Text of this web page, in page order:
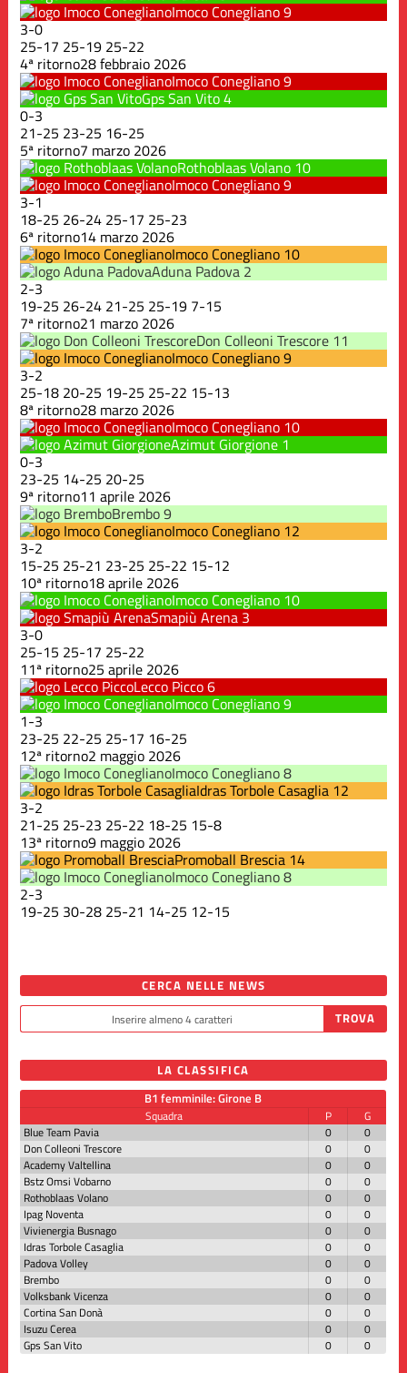
Imoco Conegliano9
3-0
25-17 25-19 25-22
4ª ritorno28 febbraio 2026
Imoco Conegliano9
Gps San Vito4
0-3
21-25 23-25 16-25
5ª ritorno7 marzo 2026
Rothoblaas Volano 10
Imoco Conegliano9
3-1
18-25 26-24 25-17 25-23
6ª ritorno14 marzo 2026
Imoco Conegliano 10
Aduna Padova 2
2-3
19-25 26-24 21-25 25-19 7-15
7ª ritorno21 marzo 2026
Don Colleoni Trescore 11
Imoco Conegliano9
3-2
25-18 20-25 19-25 25-22 15-13
8ª ritorno28 marzo 2026
Imoco Conegliano 10
Azimut Giorgione 1
0-3
23-25 14-25 20-25
9ª ritorno11 aprile 2026
Brembo9
Imoco Conegliano 12
3-2
15-25 25-21 23-25 25-22 15-12
10ª ritorno18 aprile 2026
Imoco Conegliano 10
Smapiù Arena 3
3-0
25-15 25-17 25-22
11ª ritorno25 aprile 2026
Lecco Picco6
Imoco Conegliano9
1-3
23-25 22-25 25-17 16-25
12ª ritorno2 maggio 2026
Imoco Conegliano8
Idras Torbole Casaglia 12
3-2
21-25 25-23 25-22 18-25 15-8
13ª ritorno9 maggio 2026
Promoball Brescia 14
Imoco Conegliano8
2-3
19-25 30-28 25-21 14-25 12-15
CERCA NELLE NEWS
LA CLASSIFICA
B1 femminile: Girone B
Squadra P
G
Blue Team Pavia
0
0
Don Colleoni Trescore
0
0
Academy Valtellina
0
0
Bstz Omsi Vobarno
0
0
Rothoblaas Volano
0
0
Ipag Noventa
0
0
Vivienergia Busnago
0
0
Idras Torbole Casaglia
0
0
Padova Volley
0
0
Brembo
0
0
Volksbank Vicenza
0
0
Cortina San Donà
0
0
Isuzu Cerea
0
0
Gps San Vito
0 0